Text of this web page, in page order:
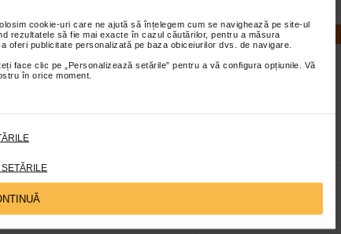
cookie-uri care ne ajută să înțelegem cum se navighează pe site-ul
rezultatele să fie mai exacte în cazul căutărilor, pentru a măsura
publicitate personalizată pe baza obiceiurilor dvs. de navigare.
face clic pe „Personalizează setările” pentru a vă configura opțiunile. Vă
în orice moment.
acumularii excesive de gaze…
3
CALCULATOARE